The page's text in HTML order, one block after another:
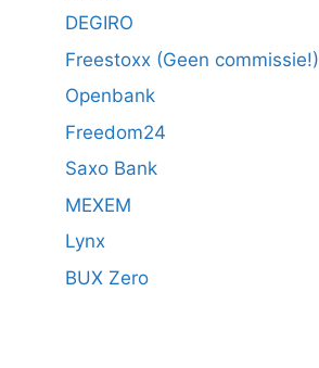
DEGIRO
Freestoxx (Geen commissie!)
Openbank
Freedom24
Saxo Bank
MEXEM
Lynx
BUX Zero